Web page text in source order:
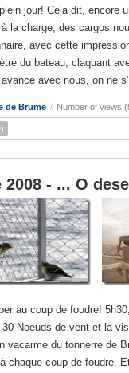
jour! Cela dit, encore
la charge, des cargos
avec cette
du bateau, claquant
avec nous, on ne
de Brume / Number of views
- ... O
au coup de foudre!
Noeuds de vent et la
vacarme du tonnerre de
chaque coup de foudre.